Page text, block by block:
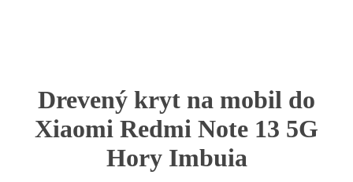
Drevený kryt na mobil do
Xiaomi Redmi Note 13 5G
Hory Imbuia